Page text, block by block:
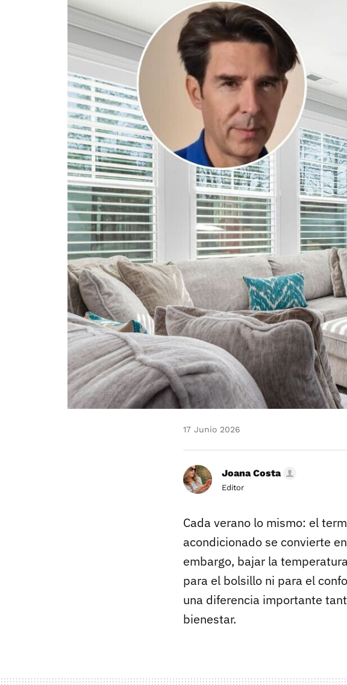
17 Junio 2026
Joana Costa
Editor
Cada verano lo mismo: el
acondicionado se convierte
embargo, bajar la
para el bolsillo ni para el
una diferencia importante
bienestar.